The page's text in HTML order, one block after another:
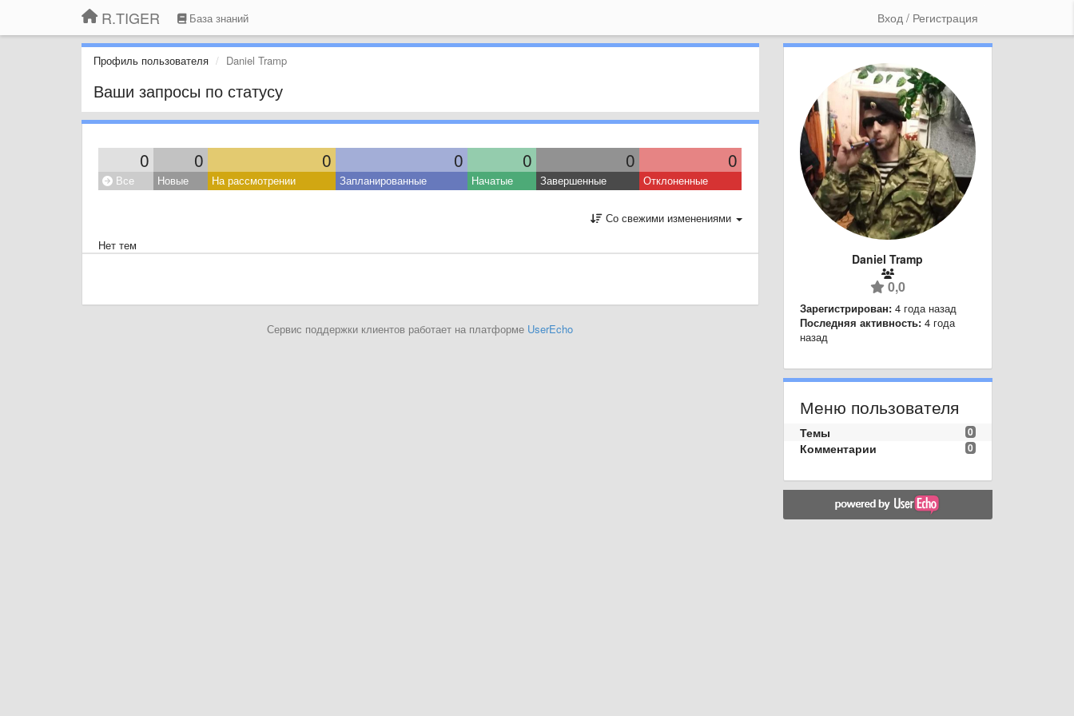
R.TIGER База знаний Вход / Регистрация
Профиль пользователя Daniel Tramp
Ваши запросы по статусу
0 0 0 0 0 0 0
Все Новые На рассмотрении Запланированные Начатые Завершенные Отклоненные
Со свежими изменениями
Нет тем
Сервис поддержки клиентов работает на платформе UserEcho
Daniel Tramp
0,0
Зарегистрирован: 4 года назад
Последняя активность: 4 года
назад
Меню пользователя
0
Темы
0
Комментарии